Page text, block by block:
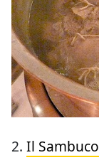
2. Il Sambuco